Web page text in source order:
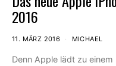
2016
11. MÄRZ 2016 MICHAEL
Denn Apple lädt zu